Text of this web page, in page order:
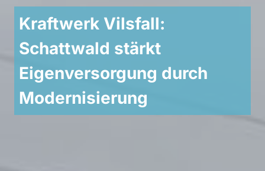
Kraftwerk Vilsfall:
Schattwald stärkt
Eigenversorgung durch
Modernisierung